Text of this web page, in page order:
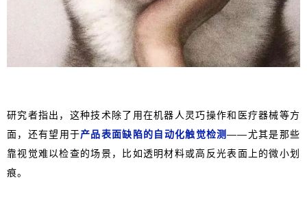
研究者指出，这种技术除了用在机器人灵巧操作和医疗器械等方
面，还有望用于产品表面缺陷的自动化触觉检测——尤其是那些
靠视觉难以检查的场景，比如透明材料或高反光表面上的微小划
痕。